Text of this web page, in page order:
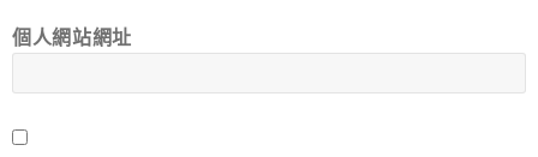
個人網站網址